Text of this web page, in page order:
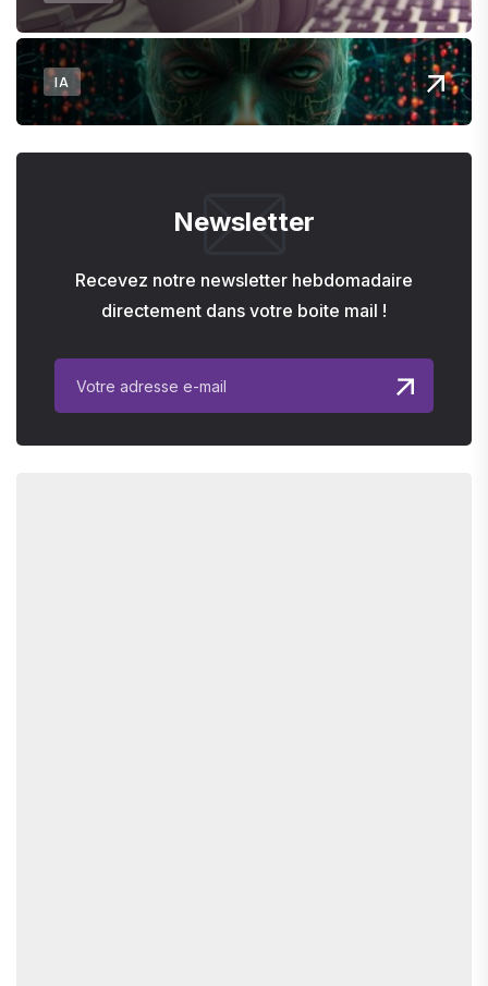
IA
Newsletter
Recevez notre newsletter hebdomadaire
directement dans votre boite mail !